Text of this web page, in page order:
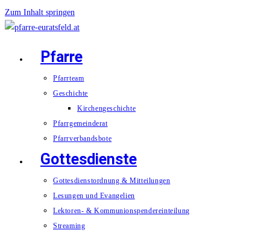
Zum Inhalt springen
Pfarre
Pfarrteam
Geschichte
Kirchengeschichte
Pfarrgemeinderat
Pfarrverbandsbote
Gottesdienste
Gottesdienstordnung & Mitteilungen
Lesungen und Evangelien
Lektoren- & Kommunionspendereinteilung
Streaming